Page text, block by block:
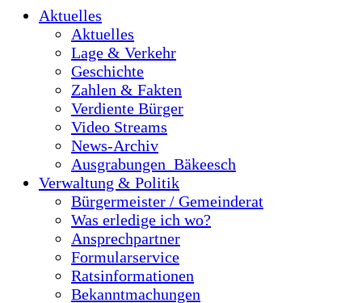
Aktuelles
Aktuelles
Lage & Verkehr
Geschichte
Zahlen & Fakten
Verdiente Bürger
Video Streams
News-Archiv
Ausgrabungen_Bäkeesch
Verwaltung & Politik
Bürgermeister / Gemeinderat
Was erledige ich wo?
Ansprechpartner
Formularservice
Ratsinformationen
Bekanntmachungen